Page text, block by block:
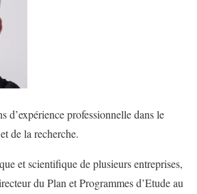
d’expérience professionnelle dans le
de la recherche.
et scientifique de plusieurs entreprises,
du Plan et Programmes d’Etude au